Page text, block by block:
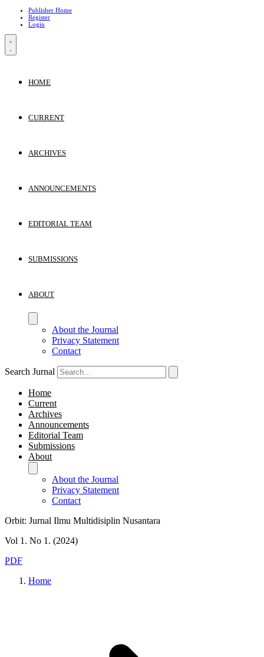
Publisher Home
Register
Login
HOME
CURRENT
ARCHIVES
ANNOUNCEMENTS
EDITORIAL TEAM
SUBMISSIONS
ABOUT
About the Journal
Privacy Statement
Contact
Search Jurnal
Home
Current
Archives
Announcements
Editorial Team
Submissions
About
About the Journal
Privacy Statement
Contact
Orbit: Jurnal Ilmu Multidisiplin Nusantara
Vol 1. No 1. (2024)
PDF
Home